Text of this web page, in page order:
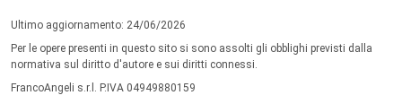
Ultimo aggiornamento: 24/06/2026
Per le opere presenti in questo sito si sono assolti gli obblighi previsti dalla
normativa sul diritto d'autore e sui diritti connessi.
FrancoAngeli s.r.l. P.IVA 04949880159